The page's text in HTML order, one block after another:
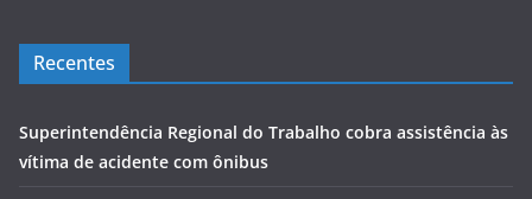
Recentes
Superintendência Regional do Trabalho cobra assistência às
vítima de acidente com ônibus